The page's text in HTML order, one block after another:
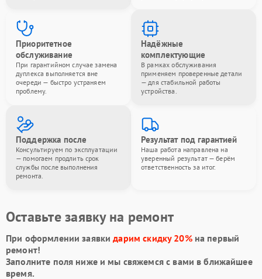
Приоритетное
обслуживание
При гарантийном случае замена
дуплекса выполняется вне
очереди — быстро устраняем
проблему.
Надёжные
комплектующие
В рамках обслуживания
применяем проверенные детали
— для стабильной работы
устройства.
Поддержка после
Консультируем по эксплуатации
— помогаем продлить срок
службы после выполнения
ремонта.
Результат под гарантией
Наша работа направлена на
уверенный результат — берём
ответственность за итог.
Оставьте заявку на ремонт
При оформлении заявкидарим скидку 20%на первый
ремонт!
Заполните поля ниже и мы свяжемся с вами в ближайшее
время.